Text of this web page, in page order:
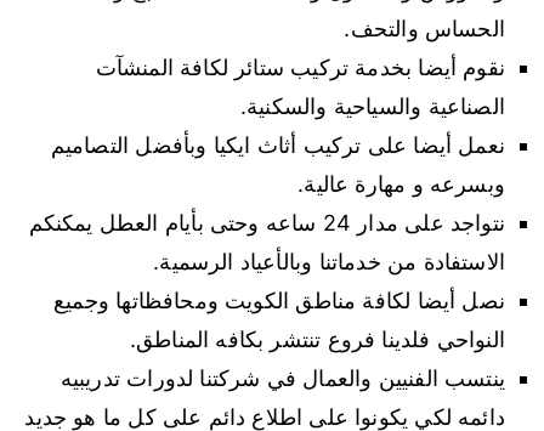
الحساس والتحف.
نقوم أيضا بخدمة تركيب ستائر لكافة المنشآت
الصناعية والسياحية والسكنية.
نعمل أيضا على تركيب أثاث ايكيا وبأفضل التصاميم
وبسرعه و مهارة عالية.
نتواجد على مدار 24 ساعه وحتى بأيام العطل يمكنكم
الاستفادة من خدماتنا وبالأعياد الرسمية.
نصل أيضا لكافة مناطق الكويت ومحافظاتها وجميع
النواحي فلدينا فروع تنتشر بكافه المناطق.
ينتسب الفنيين والعمال في شركتنا لدورات تدريبيه
دائمه لكي يكونوا على اطلاع دائم على كل ما هو جديد